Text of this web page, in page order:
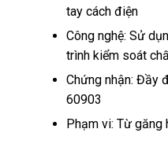
tay cách điện
Công nghệ: Sử
trình kiểm soát
Chứng nhận: Đầy
60903
Phạm vi: Từ găng